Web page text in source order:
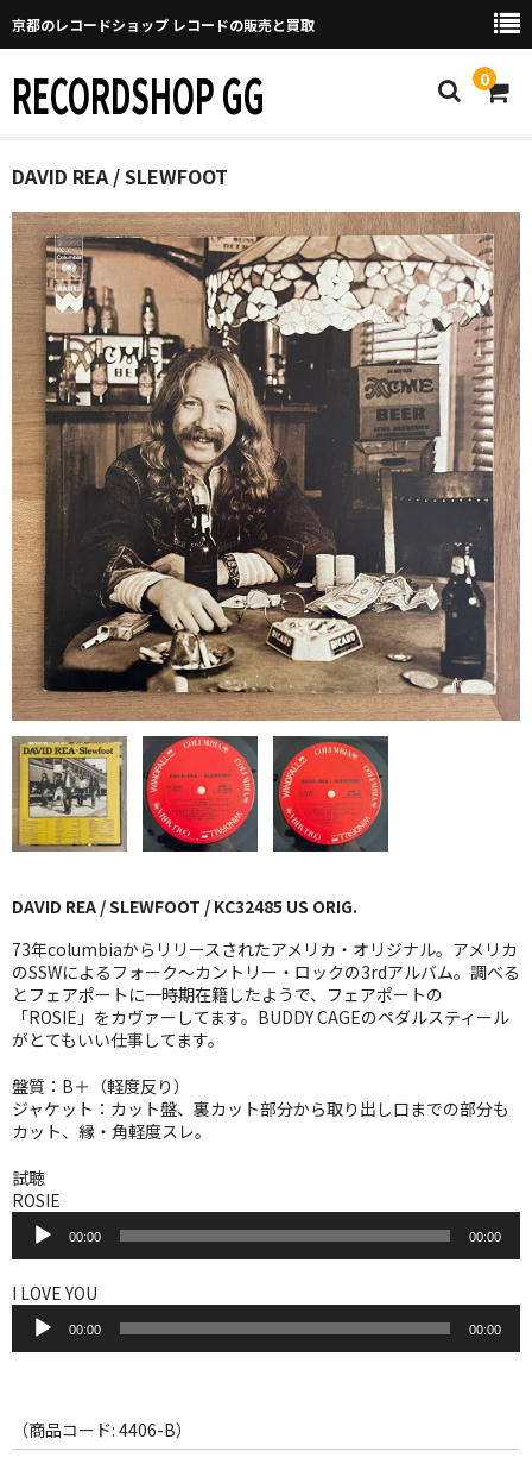
京都のレコードショップ レコードの販売と買取
RECORDSHOP GG 0
Home
マイページ
GGについて
買取について
取り置きなどについて
Categories
New Arrivals
新譜
GG RECORD （当店のレーベル）
全商品
JAZZ-US
BLUE NOTE
JAZZ-EU
JAZZ-JP
J-POP
ROCK
FOLK,SSW
その他
Webのみ no.2
Webのみ no.4
DAVID REA / SLEWFOOT
DAVID REA / SLEWFOOT / KC32485 US ORIG.
73年columbiaからリリースされたアメリカ・オリジナル。アメリカ
のSSWによるフォーク〜カントリー・ロックの3rdアルバム。調べる
とフェアポートに一時期在籍したようで、フェアポートの
「ROSIE」をカヴァーしてます。BUDDY CAGEのペダルスティール
がとてもいい仕事してます。
盤質：B＋（軽度反り）
ジャケット：カット盤、裏カット部分から取り出し口までの部分も
カット、縁・角軽度スレ。
試聴
ROSIE
プ
レ
ー
ー
00:00 00:00
I LOVE YOU
プ
ヤ
ー
00:00 00:00
（商品コード: 4406-B）